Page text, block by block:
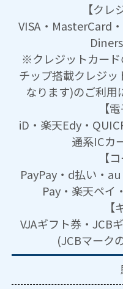
【クレ
VISA・MasterCard
※クレジットカー
チップ搭載クレジッ
なります)のご利用
【
iD・楽天Edy・
通系ICカ
【
PayPay・d払い・
Pay・楽天ペイ
【
VJAギフト券・JCB
(JCBマーク